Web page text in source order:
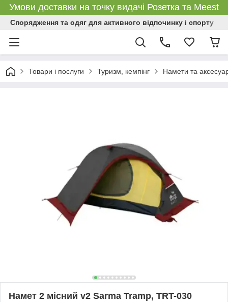
Умови доставки на точку видачі Розетка та Meest
Спорядження та одяг для активного відпочинку і спорту
Товари і послуги Туризм, кемпінг Намети та
Намет 2 місний v2 Sarma Tramp, TRT-030